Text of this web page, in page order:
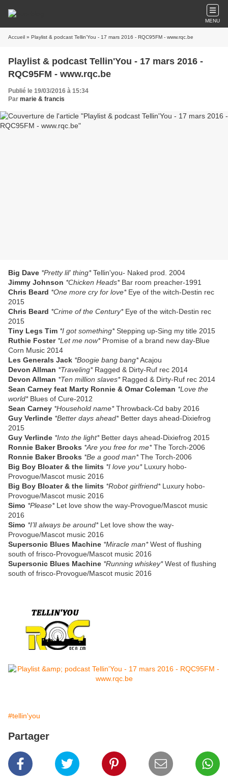
MENU
Accueil » Playlist & podcast Tellin'You - 17 mars 2016 - RQC95FM - www.rqc.be
Playlist & podcast Tellin'You - 17 mars 2016 -
RQC95FM - www.rqc.be
Publié le 19/03/2016 à 15:34
Par marie & francis
Big Dave *Pretty lil' thing*Tellin'you- Naked prod. 2004
Jimmy Johnson *Chicken Heads*Bar room preacher-1991
Chris Beard *One more cry for love*Eye of the witch-Destin rec
2015
Chris Beard *Crime of the Century*Eye of the witch-Destin rec
2015
Tiny Legs Tim *I got something*Stepping up-Sing my title 2015
Ruthie Foster *Let me now*Promise of a brand new day-Blue
Corn Music 2014
Les Generals Jack *Boogie bang bang*Acajou
Devon Allman *Traveling*Ragged & Dirty-Ruf rec 2014
Devon Allman *Ten million slaves*Ragged & Dirty-Ruf rec 2014
Sean Carney feat Marty Ronnie & Omar Coleman *Love the
world*Blues of Cure-2012
Sean Carney *Household name*Throwback-Cd baby 2016
Guy Verlinde *Better days ahead*Better days ahead-Dixiefrog
2015
Guy Verlinde *Into the light*Better days ahead-Dixiefrog 2015
Ronnie Baker Brooks *Are you free for me*The Torch-2006
Ronnie Baker Brooks *Be a good man*The Torch-2006
Big Boy Bloater & the limits *I love you*Luxury hobo-
Provogue/Mascot music 2016
Big Boy Bloater & the limits *Robot girlfriend*Luxury hobo-
Provogue/Mascot music 2016
Simo *Please*Let love show the way-Provogue/Mascot music
2016
Simo *I’ll always be around*Let love show the way-
Provogue/Mascot music 2016
Supersonic Blues Machine *Miracle man*West of flushing
south of frisco-Provogue/Mascot music 2016
Supersonic Blues Machine *Running whiskey*West of flushing
south of frisco-Provogue/Mascot music 2016
#tellin'you
Partager